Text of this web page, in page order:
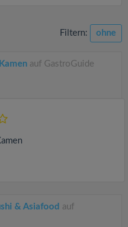
Filtern: ohne
auf GastroGuide
& Asiafood auf